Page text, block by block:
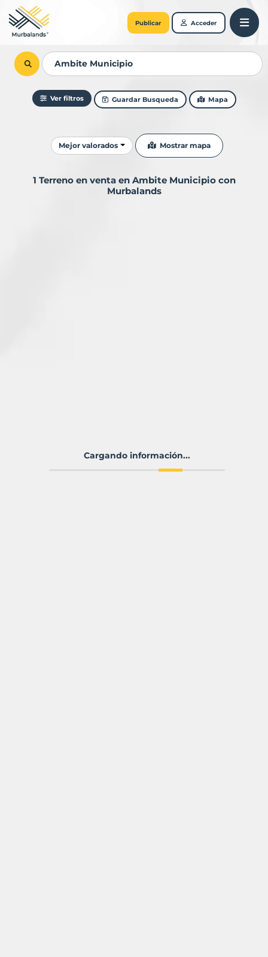
Publicar Acceder
Ver filtros Guardar Busqueda Mapa
Ordenar resultados
Mejor valorados Mostrar mapa
1 Terreno en venta en Ambite Municipio con
Murbalands
Cargando información...